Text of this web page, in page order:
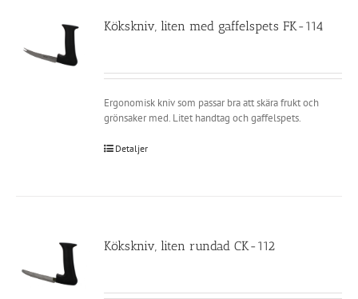
Kökskniv, liten med gaffelspets FK-114
Ergonomisk kniv som passar bra att skära frukt och
grönsaker med. Litet handtag och gaffelspets.
Detaljer
Kökskniv, liten rundad CK-112